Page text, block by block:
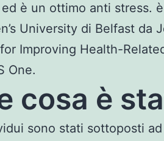
ed è un ottimo anti stress.
University di Belfast da
Improving Health-
One.
cosa è
sono stati sottoposti